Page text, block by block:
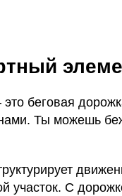
беговая
Ты можешь
С